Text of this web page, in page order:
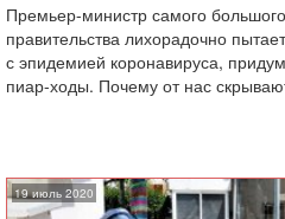
Премьер-министр самого
правительства лихорадочно
с эпидемией коронавируса,
пиар-ходы. Почему от нас
19 июль 2020